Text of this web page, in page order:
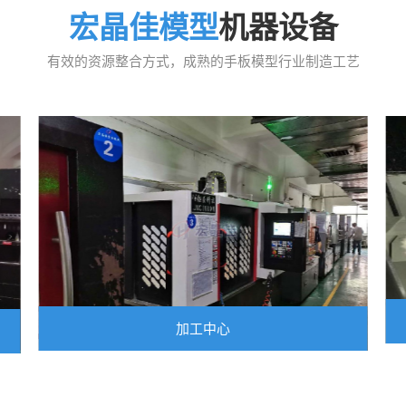
宏晶佳模型机器设备
有效的资源整合方式，成熟的手板模型行业制造工艺
加工中心